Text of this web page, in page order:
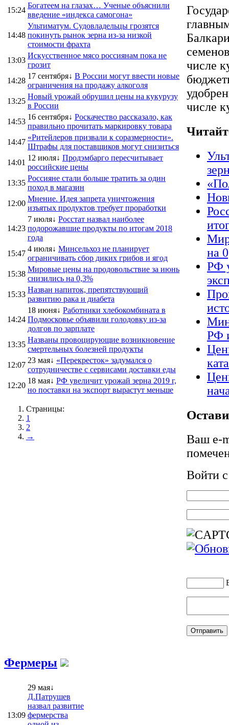
15:24
Богатеем на глазах… Ученые объяснили
введение «индекса самогона»
14:48
Ультиматум. Судовладельцы грозятся
покинуть рынок зерна из-за низкой
стоимости фрахта
13:03
Искусственное мясо россиянам пока не
грозит
14:28
17 сентября↓ В России могут ввести новые
ограничения на продажу алкоголя
13:25
Новый урожай обрушил цены на кукурузу
в России
14:53
16 сентября↓ Роскачество рассказало, как
правильно прочитать маркировку товара
14:47
«Ритейлеров призвали к соразмерности».
Штрафы для поставщиков могут снизиться
14:01
12 июля↓ Продэмбарго пересчитывает
российские цены
13:35
Россияне стали больше тратить за один
поход в магазин
12:00
Мнение. Идея запрета уничтожения
изъятых продуктов требует проработки
14:23
7 июля↓ Росстат назвал наиболее
подорожавшие продукты по итогам 2018
года
15:47
4 июля↓ Минсельхоз не планирует
ограничивать сбор диких грибов и ягод
15:38
Мировые цены на продовольствие за июнь
снизились на 0,3%
15:33
Назван напиток, препятствующий
развитию рака и диабета
14:24
18 июня↓ Работники хлебокомбината в
Подмосковье объявили голодовку из-за
долгов по зарплате
13:35
Названы провоцирующие возникновение
смертельных болезней продукты
12:07
23 мая↓ «Перекресток» задумался о
сотрудничестве с сервисами доставки еды
12:20
18 мая↓ РФ увеличит урожай зерна 2019 г,
но поставки на экспорт вырастут меньше
Страницы:
1
2
→
числе
числе
на
РФ
РФ
Ваш e-
Войти
Фермеры
13:09
29 мая↓
Д.Патрушев
назвал развитие
фермерства